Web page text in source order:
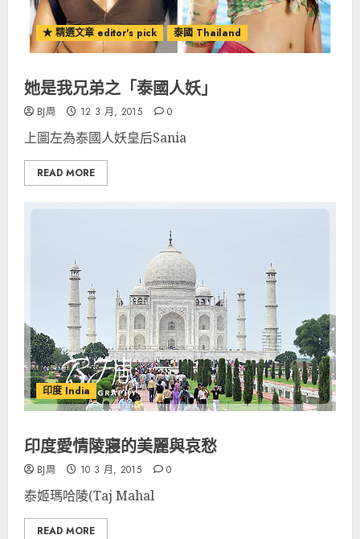
★ 精選文章 editor's pick 泰國 Thailand
她是我兄弟之「泰國人妖」
BJ周 12 3 月, 2015 0
上圖左為泰國人妖皇后Sania
READ MORE
印度 India
印度愛情陵寢的美麗與哀愁
BJ周 10 3 月, 2015 0
泰姬瑪哈陵(Taj Mahal
READ MORE